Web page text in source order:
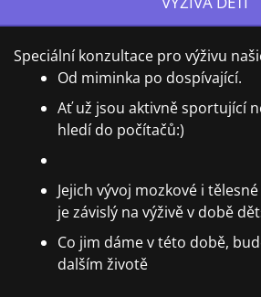
Speciální konzultace pro výživu
Od miminka po dospívající.
Ať už jsou aktivně sportující
hledí do počítačů:)
Jejich vývoj mozkové i
je závislý na výživě v době
Co jim dáme v této době,
dalším životě